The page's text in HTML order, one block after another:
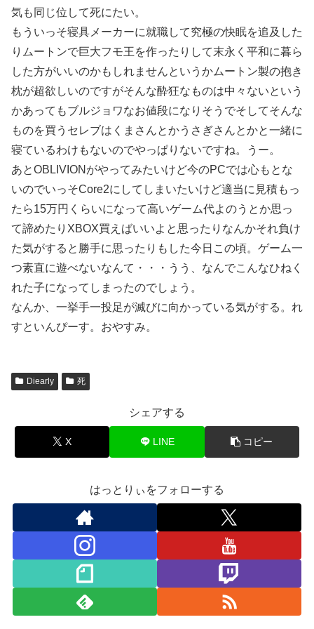
気も同じ位して死にたい。
もういっそ寝具メーカーに就職して究極の快眠を追及した
りムートンで巨大フモ王を作ったりして末永く平和に暮ら
した方がいいのかもしれませんというかムートン製の抱き
枕が超欲しいのですがそんな酔狂なものは中々ないという
かあってもブルジョワなお値段になりそうでそしてそんな
ものを買うセレブはくまさんとかうさぎさんとかと一緒に
寝ているわけもないのでやっぱりないですね。うー。
あとOBLIVIONがやってみたいけど今のPCでは心もとな
いのでいっそCore2にしてしまいたいけど適当に見積もっ
たら15万円くらいになって高いゲーム代よのうとか思っ
て諦めたりXBOX買えばいいよと思ったりなんかそれ負け
た気がすると勝手に思ったりもした今日この頃。ゲーム一
つ素直に遊べないなんて・・・うう、なんでこんなひねく
れた子になってしまったのでしょう。
なんか、一挙手一投足が滅びに向かっている気がする。れ
すといんぴーす。おやすみ。
Diearly 死
シェアする
X LINE コピー
はっとりぃをフォローする